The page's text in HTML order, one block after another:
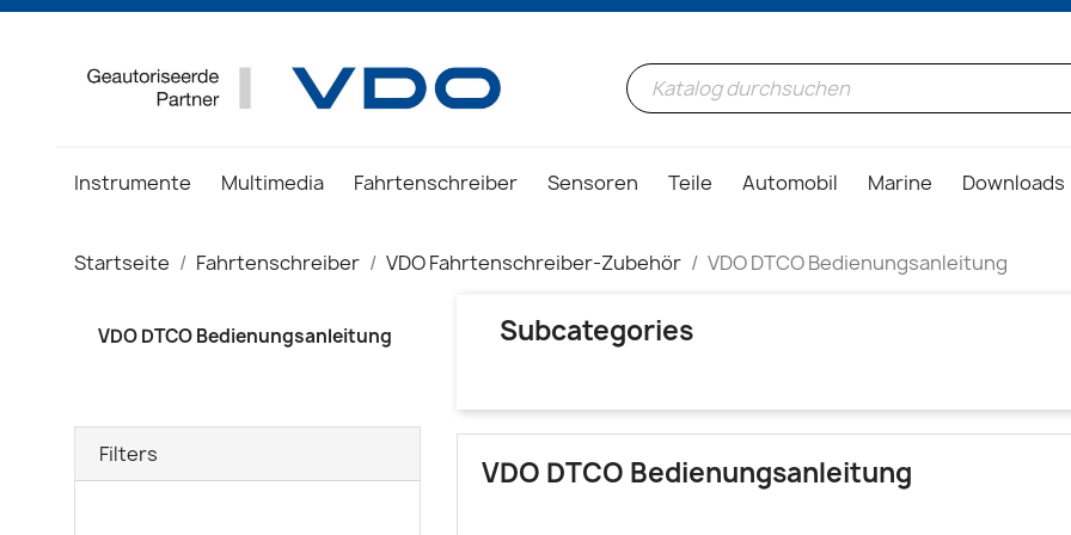
Instrumente Multimedia Fahrtenschreiber Sensoren Teile Automobil Marine Downloads
Startseite Fahrtenschreiber VDO Fahrtenschreiber-Zubehör VDO DTCO Bedienungsanleitung
VDO DTCO Bedienungsanleitung
Filters
Subcategories
VDO DTCO Bedienungsanleitung